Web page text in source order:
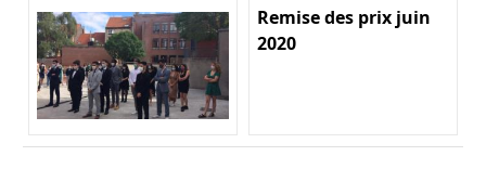
Remise des prix juin
2020